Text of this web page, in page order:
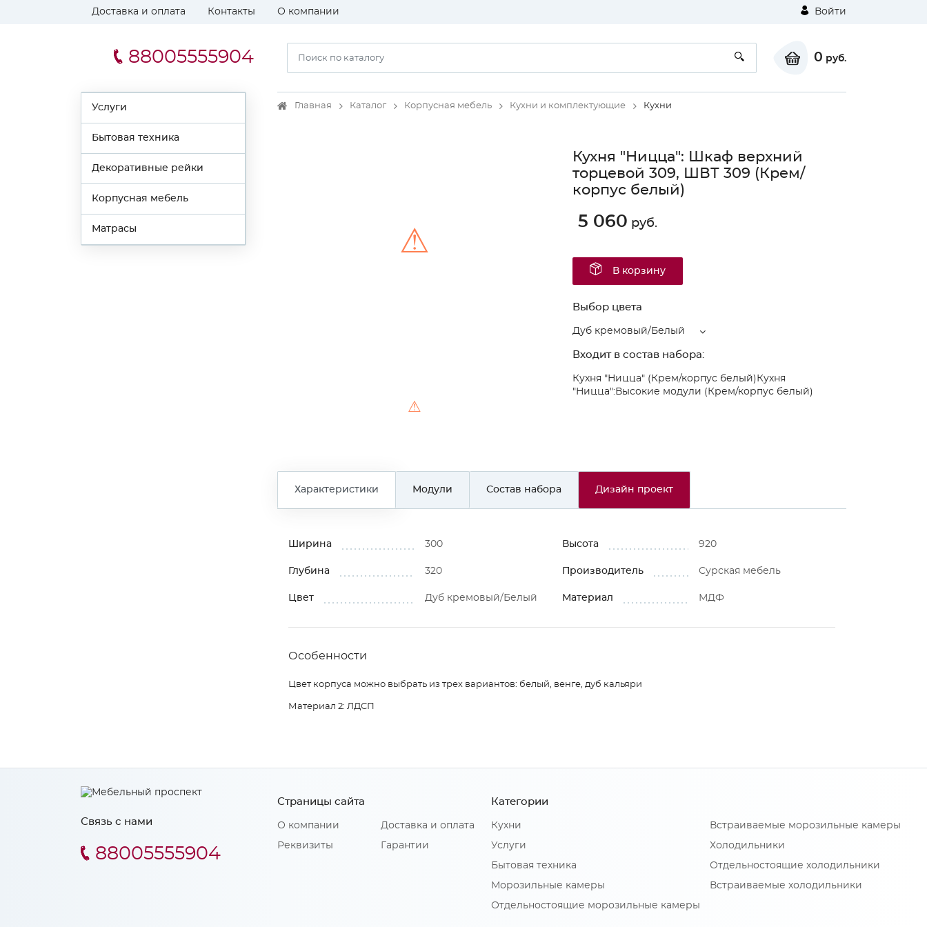
Доставка и оплата Контакты О компании Войти
88005555904 0 руб.
Услуги
Бытовая техника
Декоративные рейки
Корпусная мебель
Матрасы
Главная Каталог Корпусная мебель Кухни и комплектующие Кухни
⚠
⚠
Кухня "Ницца": Шкаф верхний
торцевой 309, ШВТ 309 (Крем/
корпус белый)
5 060 руб.
В корзину
Выбор цвета
Дуб кремовый/Белый
Входит в состав набора:
Кухня "Ницца" (Крем/корпус белый) Кухня
"Ницца":Высокие модули (Крем/корпус белый)
Характеристики Модули Состав набора Дизайн проект
Ширина 300 Высота 920
Глубина 320 Производитель Сурская мебель
Цвет Дуб кремовый/Белый Материал МДФ
Особенности
Цвет корпуса можно выбрать из трех вариантов: белый, венге, дуб кальяри
Материал 2: ЛДСП
Связь с нами
88005555904
Страницы сайта
О компании
Реквизиты
Доставка и оплата
Гарантии
Категории
Кухни
Услуги
Бытовая техника
Морозильные камеры
Отдельностоящие морозильные камеры
Встраиваемые морозильные камеры
Холодильники
Отдельностоящие холодильники
Встраиваемые холодильники